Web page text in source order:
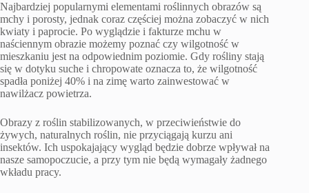
Najbardziej popularnymi elementami roślinnych obrazów są
mchy i porosty, jednak coraz częściej można zobaczyć w nich
kwiaty i paprocie. Po wyglądzie i fakturze mchu w
naściennym obrazie możemy poznać czy wilgotność w
mieszkaniu jest na odpowiednim poziomie. Gdy rośliny stają
się w dotyku suche i chropowate oznacza to, że wilgotność
spadła poniżej 40% i na zimę warto zainwestować w
nawilżacz powietrza.
Obrazy z roślin stabilizowanych, w przeciwieństwie do
żywych, naturalnych roślin, nie przyciągają kurzu ani
insektów. Ich uspokajający wygląd będzie dobrze wpływał na
nasze samopoczucie, a przy tym nie będą wymagały żadnego
wkładu pracy.